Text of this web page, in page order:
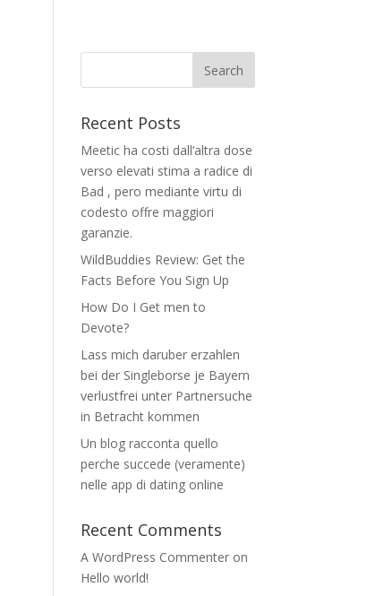
Recent Posts
Meetic ha costi dall’altra dose
verso elevati stima a radice di
Bad , pero mediante virtu di
codesto offre maggiori
garanzie.
WildBuddies Review: Get the
Facts Before You Sign Up
How Do I Get men to
Devote?
Lass mich daruber erzahlen
bei der Singleborse je Bayern
verlustfrei unter Partnersuche
in Betracht kommen
Un blog racconta quello
perche succede (veramente)
nelle app di dating online
Recent Comments
A WordPress Commenter on
Hello world!